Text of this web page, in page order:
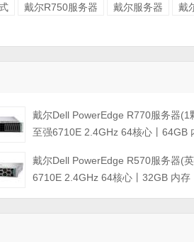
戴尔R750服务器 戴尔服务器
戴
戴尔Dell PowerEdge R770服务器(1
至强6710E 2.4GHz 64核心丨64GB
电源丨三年保修)
戴尔Dell PowerEdge R570服务器(
6710E 2.4GHz 64核心丨32GB 内存